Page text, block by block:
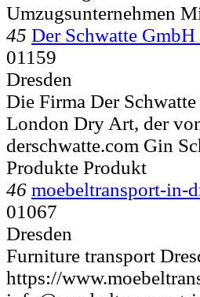
Umzugsunternehmen
45 Der Schwatte GmbH
01159
Dresden
Die Firma Der
London Dry Art, der
derschwatte.com Gin
Produkte Produkt
46 moebeltransport-in-
01067
Dresden
Furniture transport
https://